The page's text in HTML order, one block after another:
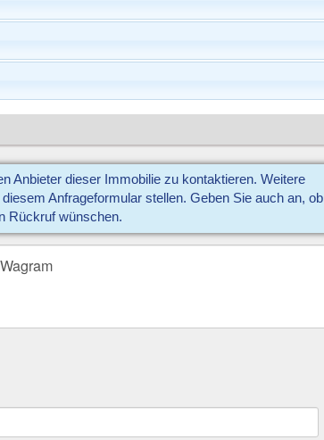
Anbieter dieser Immobilie zu kontaktieren. Weitere
Anfrageformular stellen. Geben Sie auch an, ob
Rückruf wünschen.